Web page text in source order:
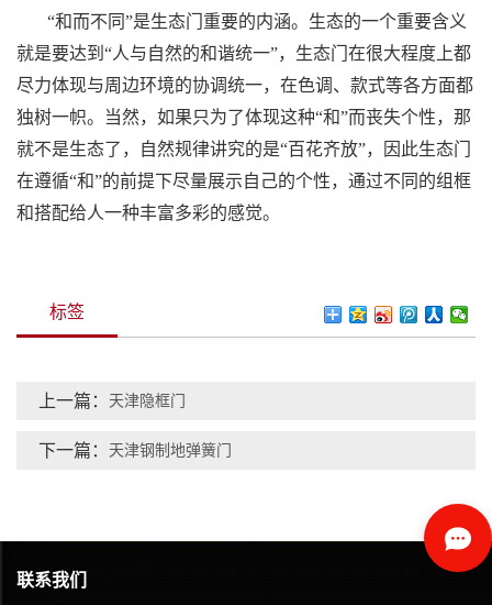
“和而不同”是生态门重要的内涵。生态的一个重要含义
就是要达到“人与自然的和谐统一”，生态门在很大程度上都
尽力体现与周边环境的协调统一，在色调、款式等各方面都
独树一帜。当然，如果只为了体现这种“和”而丧失个性，那
就不是生态了，自然规律讲究的是“百花齐放”，因此生态门
在遵循“和”的前提下尽量展示自己的个性，通过不同的组框
和搭配给人一种丰富多彩的感觉。
标签
上一篇： 天津隐框门
下一篇： 天津钢制地弹簧门
联系我们